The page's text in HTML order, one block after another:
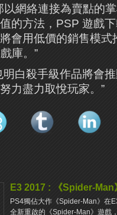
以網絡連接為賣點的
的方法，PSP 遊戲
會用低價的銷售模
庫。”
明白殺手級作品將會
力盡力取悅玩家。”
E3 2017 : 《Spider-
PS4獨佔大作《Spider-Man》在
全新重啟的《Spider-Man》遊戲